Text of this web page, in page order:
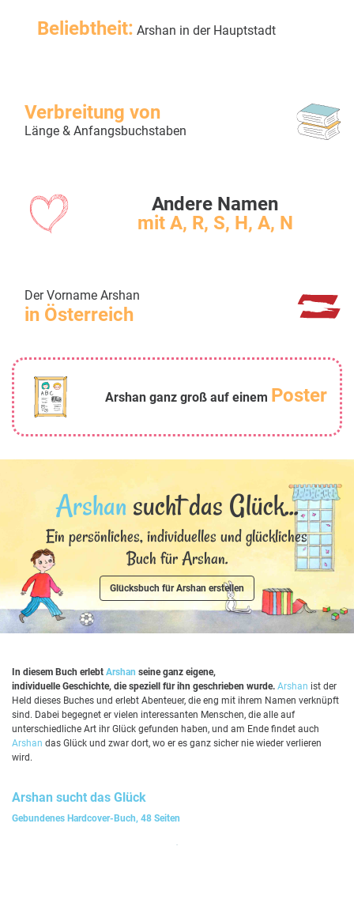
Beliebtheit: Arshan in der Hauptstadt
Verbreitung von
Länge & Anfangsbuchstaben
Andere Namen
mit A, R, S, H, A, N
Der Vorname Arshan
in Österreich
Arshan ganz groß auf einem Poster
Arshansucht das Glück...
Ein persönliches, individuelles und glückliches
Buch für Arshan.
Glücksbuch für Arshan erstellen
In diesem Buch erlebt Arshan seine ganz eigene,
individuelle Geschichte, die speziell für ihn geschrieben wurde. Arshan ist der
Held dieses Buches und erlebt Abenteuer, die eng mit ihrem Namen verknüpft
sind. Dabei begegnet er vielen interessanten Menschen, die alle auf
unterschiedliche Art ihr Glück gefunden haben, und am Ende findet auch
Arshan das Glück und zwar dort, wo er es ganz sicher nie wieder verlieren
wird.
Arshan sucht das Glück
Gebundenes Hardcover-Buch, 48 Seiten